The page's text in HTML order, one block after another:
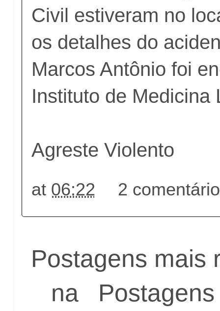
Civil estiveram no
os detalhes do
Marcos Antônio foi
Instituto de Medicina
Agreste Violento
at 06:22 2
Postagens mais
na